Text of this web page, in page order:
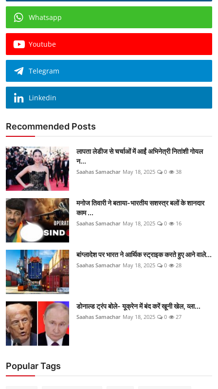
Whatsapp
Youtube
Telegram
Linkedin
Recommended Posts
लापता लेडीज से चर्चाओं में आईं अभिनेत्री नितांशी गोयल
न...
Saahas Samachar May 18, 2025 0 38
मनोज तिवारी ने बताया-भारतीय सशस्त्र बलों के शानदार
काम ...
Saahas Samachar May 18, 2025 0 16
बांग्लादेश पर भारत ने आर्थिक स्ट्राइक करते हुए आने वाले...
Saahas Samachar May 18, 2025 0 28
डोनाल्ड ट्रंप बोले- यूक्रेन में बंद करें खूनी खेल, व्ला...
Saahas Samachar May 18, 2025 0 27
Popular Tags